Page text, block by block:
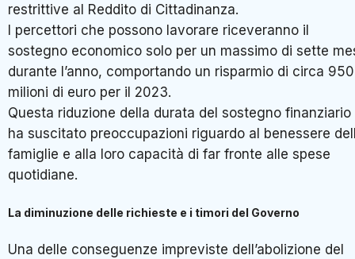
restrittive al Reddito di Cittadinanza.
I percettori che possono lavorare riceveranno il
sostegno economico solo per un massimo di sette
durante l’anno, comportando un risparmio di circa 950
milioni di euro per il 2023.
Questa riduzione della durata del sostegno finanziario
ha suscitato preoccupazioni riguardo al benessere
famiglie e alla loro capacità di far fronte alle spese
quotidiane.
La diminuzione delle richieste e i timori del Governo
Una delle conseguenze impreviste dell’abolizione del